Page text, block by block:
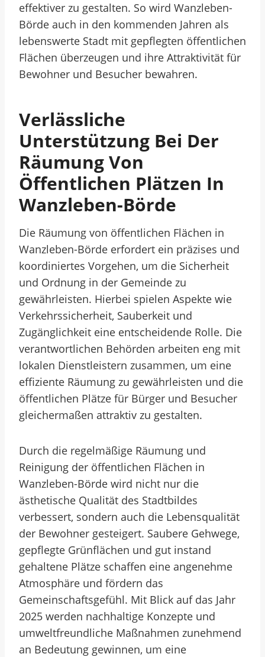
effektiver zu gestalten. So wird Wanzleben-
Börde auch in den kommenden Jahren als
lebenswerte Stadt mit gepflegten öffentlichen
Flächen überzeugen und ihre Attraktivität für
Bewohner und Besucher bewahren.
Verlässliche
Unterstützung Bei Der
Räumung Von
Öffentlichen Plätzen In
Wanzleben-Börde
Die Räumung von öffentlichen Flächen in
Wanzleben-Börde erfordert ein präzises und
koordiniertes Vorgehen, um die Sicherheit
und Ordnung in der Gemeinde zu
gewährleisten. Hierbei spielen Aspekte wie
Verkehrssicherheit, Sauberkeit und
Zugänglichkeit eine entscheidende Rolle. Die
verantwortlichen Behörden arbeiten eng mit
lokalen Dienstleistern zusammen, um eine
effiziente Räumung zu gewährleisten und die
öffentlichen Plätze für Bürger und Besucher
gleichermaßen attraktiv zu gestalten.
Durch die regelmäßige Räumung und
Reinigung der öffentlichen Flächen in
Wanzleben-Börde wird nicht nur die
ästhetische Qualität des Stadtbildes
verbessert, sondern auch die Lebensqualität
der Bewohner gesteigert. Saubere Gehwege,
gepflegte Grünflächen und gut instand
gehaltene Plätze schaffen eine angenehme
Atmosphäre und fördern das
Gemeinschaftsgefühl. Mit Blick auf das Jahr
2025 werden nachhaltige Konzepte und
umweltfreundliche Maßnahmen zunehmend
an Bedeutung gewinnen, um eine